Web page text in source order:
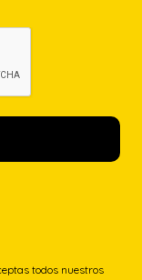
todos nuestros